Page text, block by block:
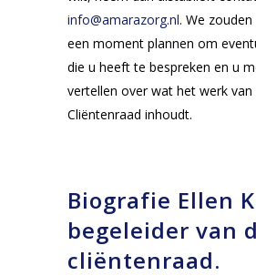
info@amarazorg.nl. We
een moment plannen om
die u heeft te bespreken en u
vertellen over wat het werk van
Cliëntenraad inhoudt.
Biografie Ellen
begeleider van
cliëntenraad.